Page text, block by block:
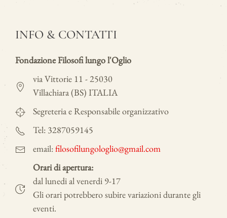
INFO & CONTATTI
Fondazione Filosofi lungo l'Oglio
via Vittorie 11 - 25030
Villachiara (BS) ITALIA
Segreteria e Responsabile organizzativo
Tel: 3287059145
email:filosofilungologlio@gmail.com
Orari di apertura:
dal lunedi al venerdi 9-17
Gli orari potrebbero subire variazioni durante gli
eventi.